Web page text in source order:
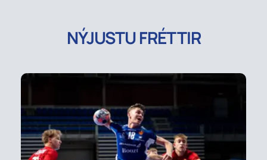
NÝJUSTU FRÉTTIR